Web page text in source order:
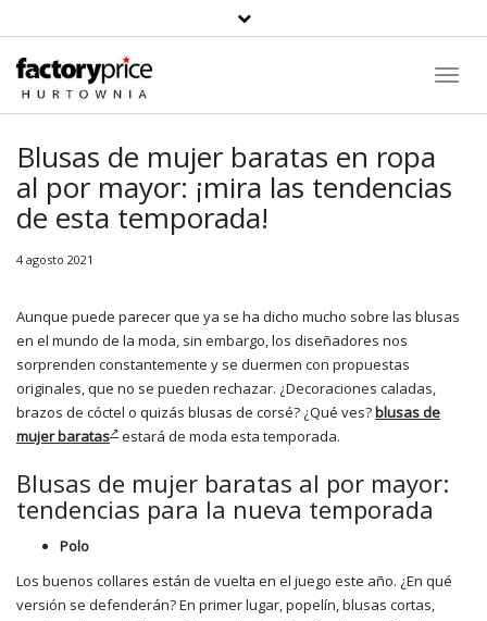
Blusas de mujer baratas en ropa
al por mayor: ¡mira las tendencias
de esta temporada!
4 agosto 2021
Aunque puede parecer que ya se ha dicho mucho sobre las blusas
en el mundo de la moda, sin embargo, los diseñadores nos
sorprenden constantemente y se duermen con propuestas
originales, que no se pueden rechazar. ¿Decoraciones caladas,
brazos de cóctel o quizás blusas de corsé? ¿Qué ves?blusas de
mujer baratas
estará de moda esta temporada.
Blusas de mujer baratas al por mayor:
tendencias para la nueva temporada
Polo
Los buenos collares están de vuelta en el juego este año. ¿En qué
versión se defenderán? En primer lugar, popelín, blusas cortas,